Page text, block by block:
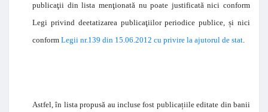
publicaţii din lista menţionată nu poate justificată nici conform
Legi privind deetatizarea publicaţiilor periodice publice,și nici
conform Legii nr.139 din 15.06.2012 cu privire la ajutorul de stat.
Astfel, în lista propusă au incluse fost publicațiile editate din banii